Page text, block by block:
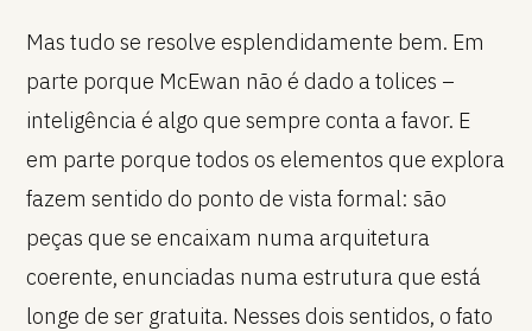
Mas tudo se resolve esplendidamente bem. Em
parte porque McEwan não é dado a tolices –
inteligência é algo que sempre conta a favor. E
em parte porque todos os elementos que explora
fazem sentido do ponto de vista formal: são
peças que se encaixam numa arquitetura
coerente, enunciadas numa estrutura que está
longe de ser gratuita. Nesses dois sentidos, o fato